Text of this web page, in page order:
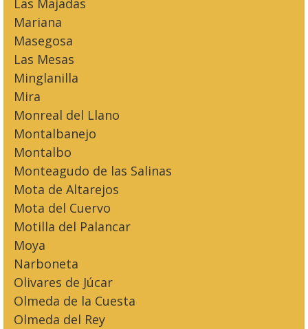
Las Majadas
Mariana
Masegosa
Las Mesas
Minglanilla
Mira
Monreal del Llano
Montalbanejo
Montalbo
Monteagudo de las Salinas
Mota de Altarejos
Mota del Cuervo
Motilla del Palancar
Moya
Narboneta
Olivares de Júcar
Olmeda de la Cuesta
Olmeda del Rey